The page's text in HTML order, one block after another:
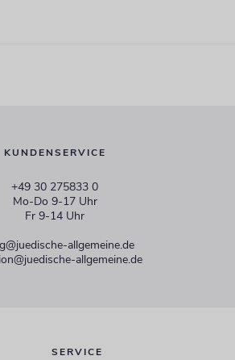
KUNDENSERVICE
+49 30 275833 0
Mo-Do 9-17 Uhr
Fr 9-14 Uhr
allgemeine.de
allgemeine.de
SERVICE